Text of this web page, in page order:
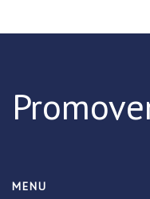
MENU